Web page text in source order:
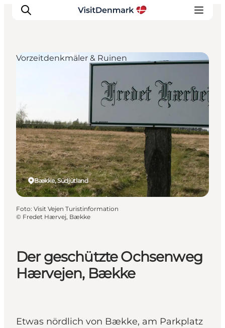
Erlebnisse
Unterkünfte
Reiseplanung
Der geschützte Ochsenweg
Hærvejen, Bække
Etwas nördlich von Bække, am Parkplatz
Bække, Südjütland
Vorzeitdenkmäler & Ruinen
Foto: Visit Vejen Turistinformation
© Fredet Hærvej, Bække